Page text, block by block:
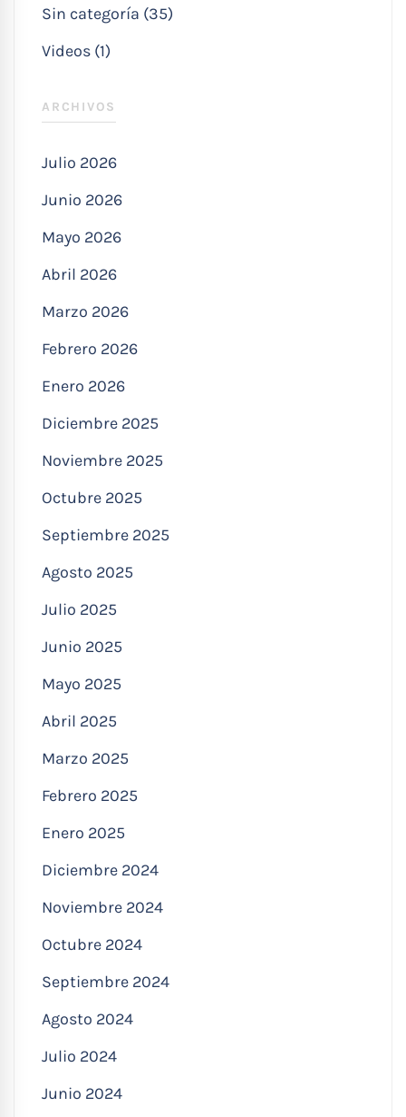
Sin categoría (35)
Videos (1)
ARCHIVOS
Julio 2026
Junio 2026
Mayo 2026
Abril 2026
Marzo 2026
Febrero 2026
Enero 2026
Diciembre 2025
Noviembre 2025
Octubre 2025
Septiembre 2025
Agosto 2025
Julio 2025
Junio 2025
Mayo 2025
Abril 2025
Marzo 2025
Febrero 2025
Enero 2025
Diciembre 2024
Noviembre 2024
Octubre 2024
Septiembre 2024
Agosto 2024
Julio 2024
Junio 2024